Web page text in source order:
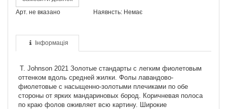
Арт. не вказано
Наявнсть: Немає
Інформація
T. Johnson 2021 Золотые стандарты с легким фиолетовым
оттенком вдоль средней жилки. Фолы лавандово-
фиолетовые с насыщенно-золотыми плечиками по обе
стороны от ярких мандариновых бород. Коричневая полоса
по краю фолов оживляет всю картину. Широкие